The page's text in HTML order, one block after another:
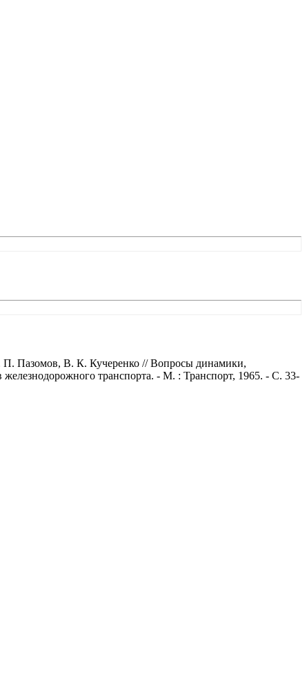
П. Пазомов, В. К. Кучеренко // Вопросы динамики,
транспорта. - М. : Транспорт, 1965. - С. 33-